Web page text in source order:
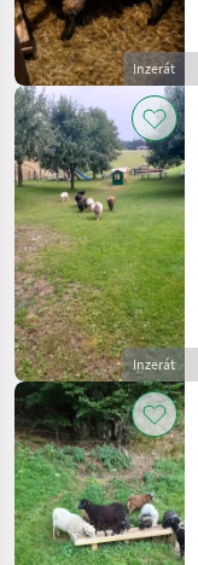
Inzerát
Inzerát